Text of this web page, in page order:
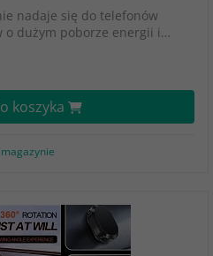
nadaje się do telefonów
o dużym poborze energii i…
koszyka